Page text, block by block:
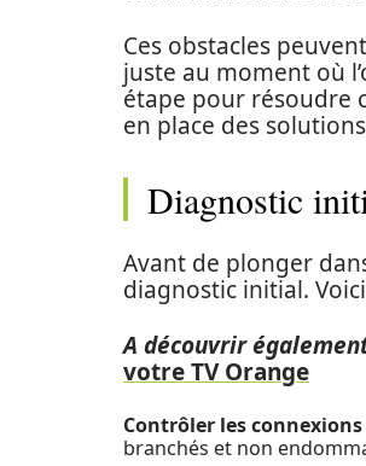
Ces obstacles
juste au moment où
étape pour résoudre
en place des
Diagnostic
Avant de plonger
diagnostic initial.
A découvrir
votre TV Orange
Contrôler les
branchés et non